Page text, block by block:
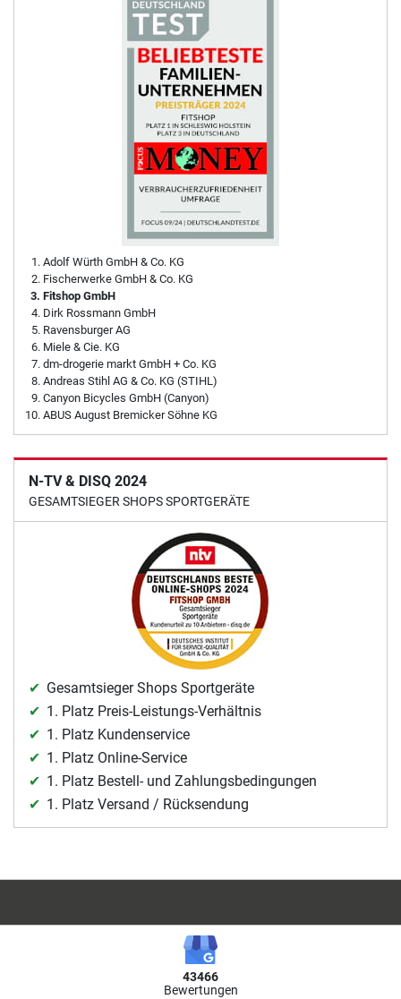
Adolf Würth GmbH & Co. KG
Fischerwerke GmbH & Co. KG
Fitshop GmbH
Dirk Rossmann GmbH
Ravensburger AG
Miele & Cie. KG
dm-drogerie markt GmbH + Co. KG
Andreas Stihl AG & Co. KG (STIHL)
Canyon Bicycles GmbH (Canyon)
ABUS August Bremicker Söhne KG
N-TV & DISQ 2024
GESAMTSIEGER SHOPS SPORTGERÄTE
Gesamtsieger Shops Sportgeräte
1. Platz Preis-Leistungs-Verhältnis
1. Platz Kundenservice
1. Platz Online-Service
1. Platz Bestell- und Zahlungsbedingungen
1. Platz Versand / Rücksendung
43466
Bewertungen